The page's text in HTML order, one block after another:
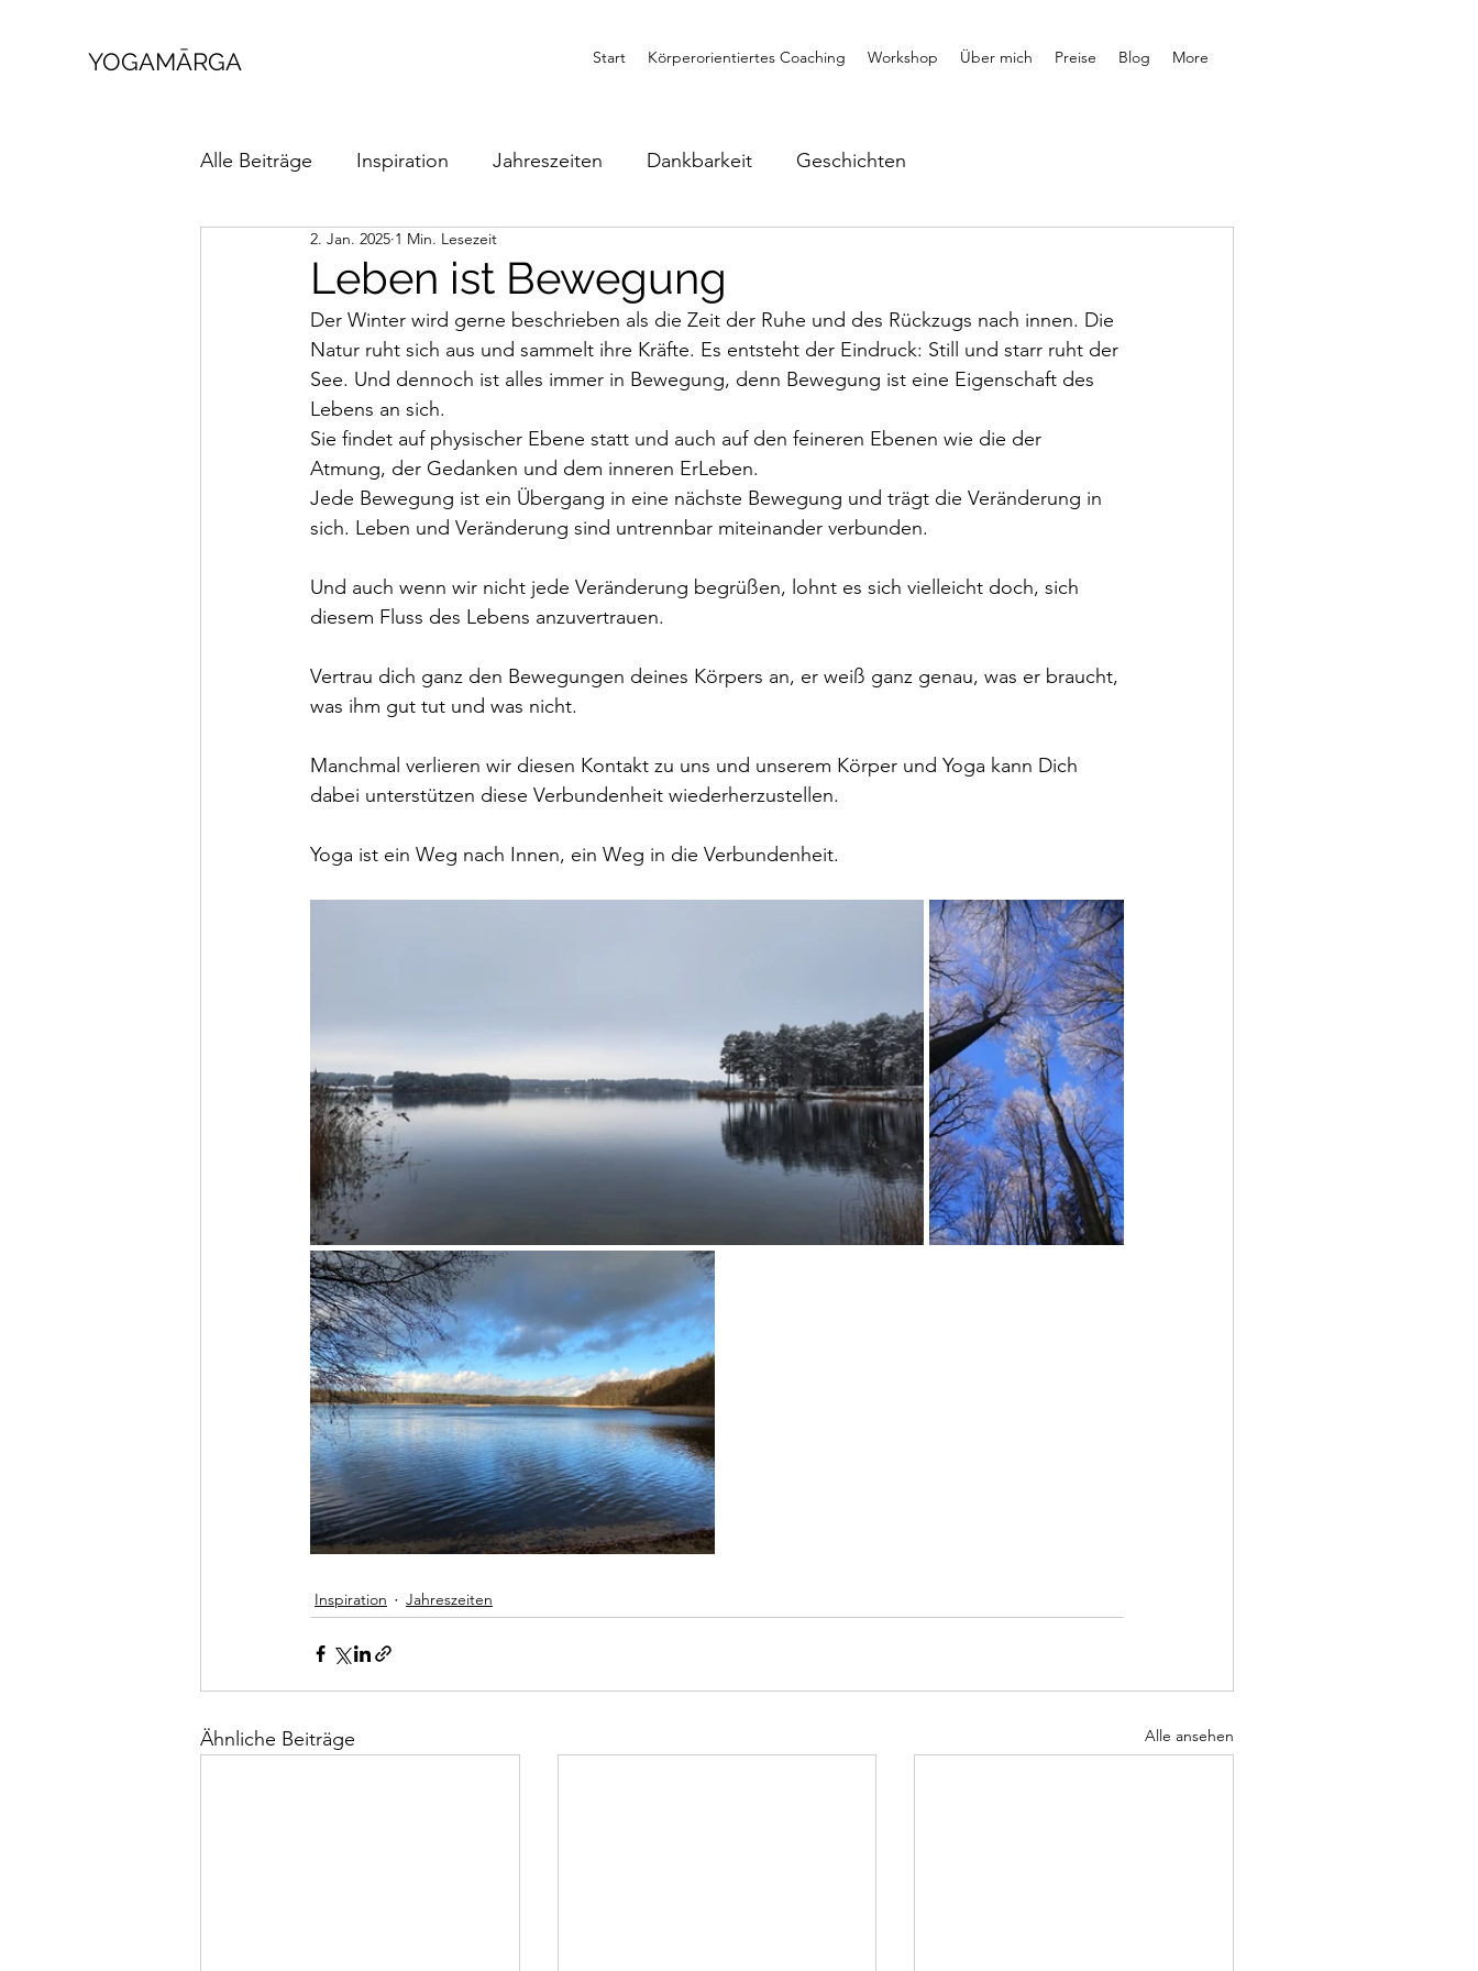
YOGAMĀRGA Start Körperorientiertes Coaching Workshop Über mich Preise Blog More
Alle Beiträge Inspiration Jahreszeiten Dankbarkeit Geschichten
Leben ist Bewegung
2. Jan. 2025 1 Min. Lesezeit
Der Winter wird gerne beschrieben als die Zeit der Ruhe und des Rückzugs nach innen. Die
Natur ruht sich aus und sammelt ihre Kräfte. Es entsteht der Eindruck: Still und starr ruht der
See. Und dennoch ist alles immer in Bewegung, denn Bewegung ist eine Eigenschaft des
Lebens an sich.
Sie findet auf physischer Ebene statt und auch auf den feineren Ebenen wie die der
Atmung, der Gedanken und dem inneren ErLeben.
Jede Bewegung ist ein Übergang in eine nächste Bewegung und trägt die Veränderung in
sich. Leben und Veränderung sind untrennbar miteinander verbunden.
Und auch wenn wir nicht jede Veränderung begrüßen, lohnt es sich vielleicht doch, sich
diesem Fluss des Lebens anzuvertrauen.
Vertrau dich ganz den Bewegungen deines Körpers an, er weiß ganz genau, was er braucht,
was ihm gut tut und was nicht.
Manchmal verlieren wir diesen Kontakt zu uns und unserem Körper und Yoga kann Dich
dabei unterstützen diese Verbundenheit wiederherzustellen.
Yoga ist ein Weg nach Innen, ein Weg in die Verbundenheit.
Inspiration Jahreszeiten
Ähnliche Beiträge Alle ansehen